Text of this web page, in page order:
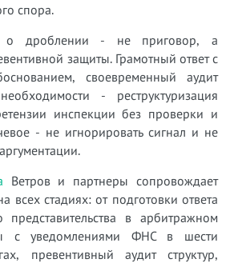
спора.
о дроблении - не приговор, а
защиты. Грамотный ответ с
своевременный аудит
- реструктуризация
инспекции без проверки и
- не игнорировать сигнал и не
Ветров и партнеры сопровождает
всех стадиях: от подготовки ответа
в арбитражном
с уведомлениями ФНС в шести
превентивный аудит структур,